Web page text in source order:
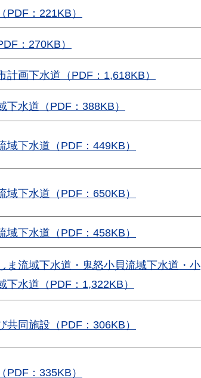
PDF：221KB）
：270KB）
計画下水道（PDF：1,618KB）
下水道（PDF：388KB）
域下水道（PDF：449KB）
域下水道（PDF：650KB）
域下水道（PDF：458KB）
ま流域下水道・鬼怒小貝流域下水道・小
下水道（PDF：1,322KB）
共同施設（PDF：306KB）
PDF：335KB）